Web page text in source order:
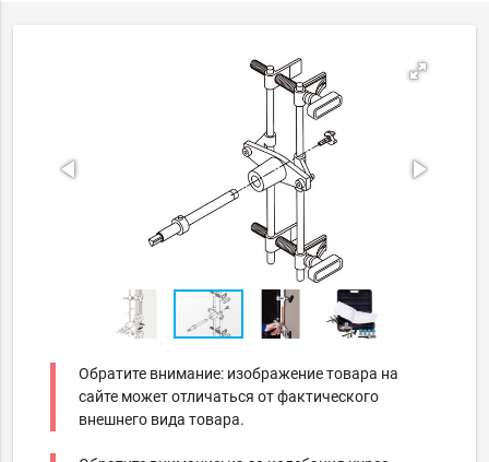
Обратите внимание: изображение товара на
сайте может отличаться от фактического
внешнего вида товара.